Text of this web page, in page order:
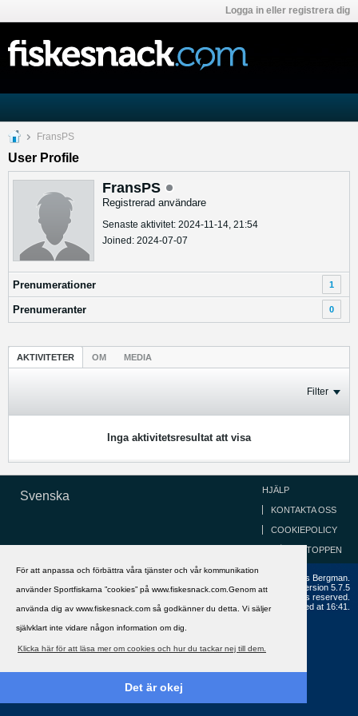
För att anpassa och förbättra våra tjänster och vår kommunikation
använder Sportfiskarna ”cookies” på www.fiskesnack.com.Genom att
använda dig av www.fiskesnack.com så godkänner du detta. Vi säljer
självklart inte vidare någon information om dig.
Klicka här för att läsa mer om cookies och hur du tackar nej till dem.
Det är okej
Logga in eller registrera dig
FransPS
User Profile
FransPS
Registrerad användare
Senaste aktivitet: 2024-11-14, 21:54
Joined: 2024-07-07
Prenumerationer 1
Prenumeranter 0
AKTIVITETER OM MEDIA
Filter
Inga aktivitetsresultat att visa
Svenska HJÄLP
KONTAKTA OSS
COOKIEPOLICY
GÅ TILL TOPPEN
Copyright ©2002 - 2021, FiskeSnack.com. Grundad 2002 av Anders Bergman.
Powered byvBulletin®
Version 5.7.5
Copyright © 2026 MH Sub I, LLC dba vBulletin. All rights reserved.
All times are GMT+1. This page was generated at 16:41.